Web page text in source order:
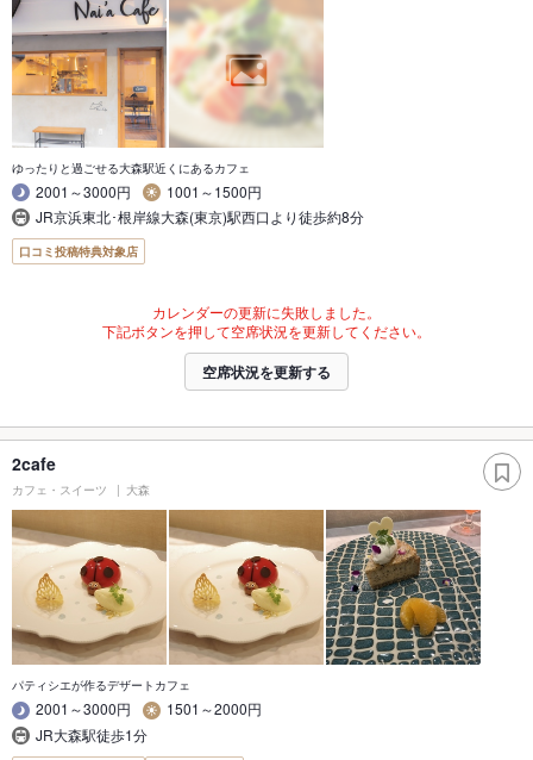
ゆったりと過ごせる大森駅近くにあるカフェ
2001～3000円
1001～1500円
JR京浜東北･根岸線大森(東京)駅西口より徒歩約8分
口コミ投稿特典対象店
カレンダーの更新に失敗しました。
下記ボタンを押して空席状況を更新してください。
空席状況を更新する
2cafe
カフェ・スイーツ 大森
パティシエが作るデザートカフェ
2001～3000円
1501～2000円
JR大森駅徒歩1分